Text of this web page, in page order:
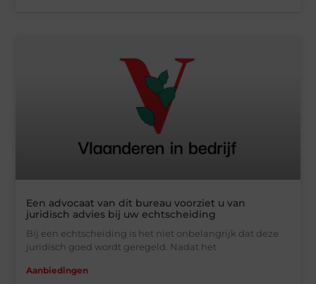
Een advocaat van dit bureau voorziet u van
juridisch advies bij uw echtscheiding
Bij een echtscheiding is het niet onbelangrijk dat deze
juridisch goed wordt geregeld. Nadat het
Aanbiedingen